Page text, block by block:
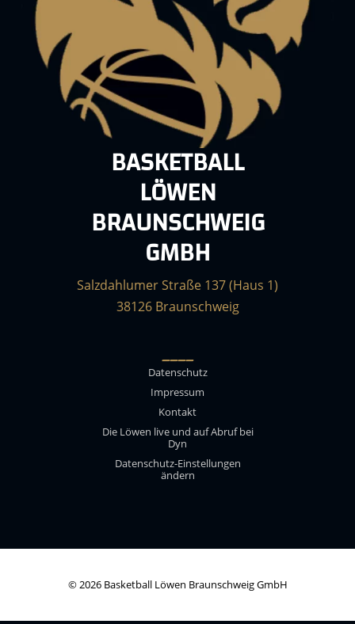
BASKETBALL
LÖWEN
BRAUNSCHWEIG
GMBH
Salzdahlumer Straße 137 (Haus 1)
38126 Braunschweig
____
Datenschutz
Impressum
Kontakt
Die Löwen live und auf Abruf bei
Dyn
Datenschutz-Einstellungen
ändern
© 2026 Basketball Löwen Braunschweig GmbH